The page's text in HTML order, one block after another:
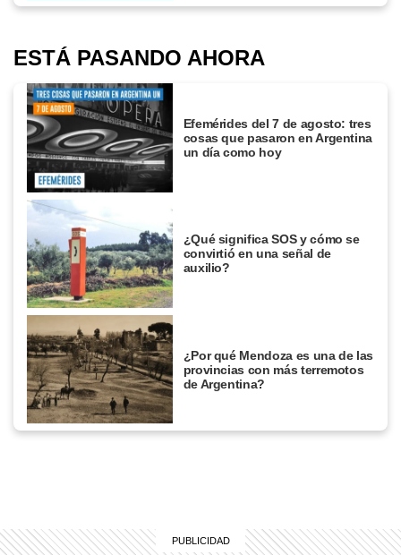
ESTÁ PASANDO AHORA
Efemérides del 7 de agosto: tres
cosas que pasaron en Argentina
un día como hoy
¿Qué significa SOS y cómo se
convirtió en una señal de
auxilio?
¿Por qué Mendoza es una de las
provincias con más terremotos
de Argentina?